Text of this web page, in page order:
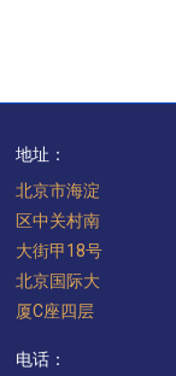
地址：
北京市海淀
区中关村南
大街甲18号
北京国际大
厦C座四层
电话：